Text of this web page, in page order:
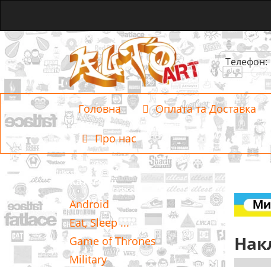
Телефон:
Головна Оплата та Доставка
Про нас
Категорії
Android
Eat, Sleep ...
Game of Thrones
Military